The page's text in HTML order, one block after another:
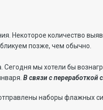
Некоторое количество
позже, чем обычно.
мы хотели бы
В связи с
наборы флажных